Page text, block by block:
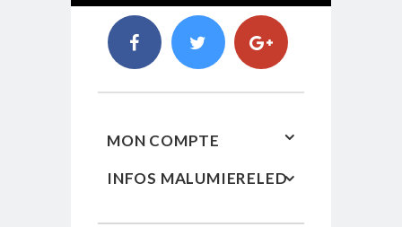
MON COMPTE
INFOS MALUMIERELED